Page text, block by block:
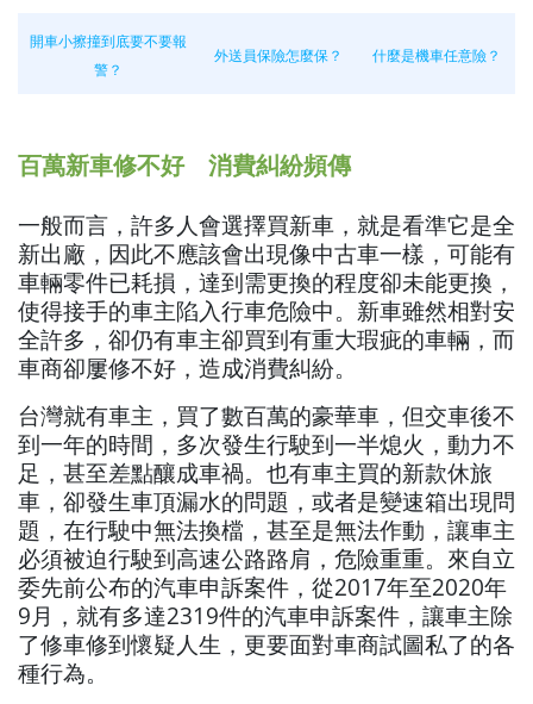
開車小擦撞到底要不要報
警？
外送員保險怎麼保？ 什麼是機車任意險？
百萬新車修不好 消費糾紛頻傳
一般而言，許多人會選擇買新車，就是看準它是全
新出廠，因此不應該會出現像中古車一樣，可能有
車輛零件已耗損，達到需更換的程度卻未能更換，
使得接手的車主陷入行車危險中。新車雖然相對安
全許多，卻仍有車主卻買到有重大瑕疵的車輛，而
車商卻屢修不好，造成消費糾紛。
台灣就有車主，買了數百萬的豪華車，但交車後不
到一年的時間，多次發生行駛到一半熄火，動力不
足，甚至差點釀成車禍。也有車主買的新款休旅
車，卻發生車頂漏水的問題，或者是變速箱出現問
題，在行駛中無法換檔，甚至是無法作動，讓車主
必須被迫行駛到高速公路路肩，危險重重。來自立
委先前公布的汽車申訴案件，從2017年至2020年
9月，就有多達2319件的汽車申訴案件，讓車主除
了修車修到懷疑人生，更要面對車商試圖私了的各
種行為。